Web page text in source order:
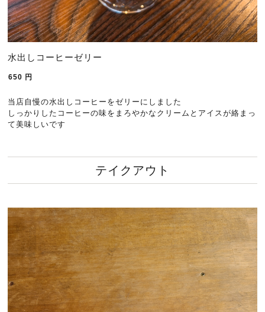
水出しコーヒーゼリー
650 円
当店自慢の水出しコーヒーをゼリーにしました
しっかりしたコーヒーの味をまろやかなクリームとアイスが絡まっ
て美味しいです
テイクアウト